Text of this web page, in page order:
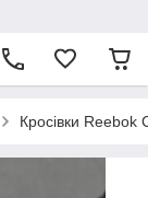
Кросівки Reebok